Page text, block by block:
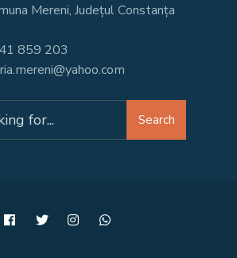
Mereni, Județul Constanța
859 203
Search